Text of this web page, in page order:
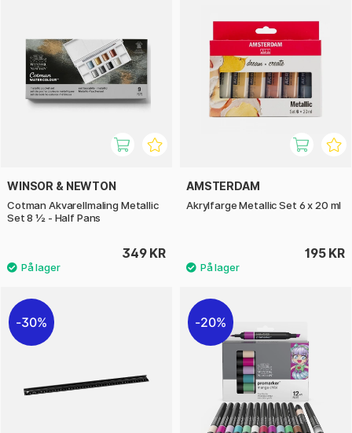
WINSOR & NEWTON
Cotman Akvarellmaling Metallic
Set 8 ½ - Half Pans
349 KR
AMSTERDAM
Akrylfarge Metallic Set 6 x 20 ml
195 KR
30% 20%